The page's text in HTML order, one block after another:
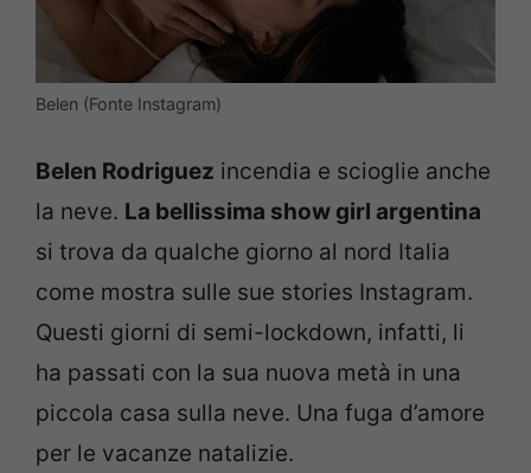
Belen (Fonte Instagram)
Belen Rodriguez incendia e scioglie anche
la neve. La bellissima show girl argentina
si trova da qualche giorno al nord Italia
come mostra sulle sue stories Instagram.
Questi giorni di semi-lockdown, infatti, li
ha passati con la sua nuova metà in una
piccola casa sulla neve. Una fuga d’amore
per le vacanze natalizie.